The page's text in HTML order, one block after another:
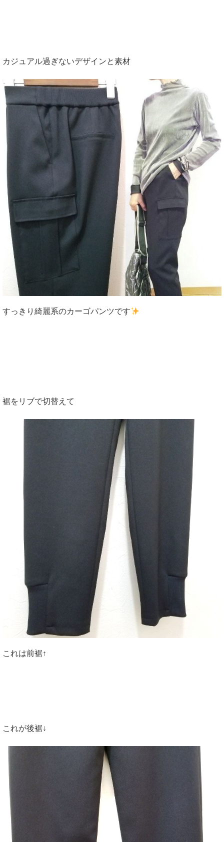
カジュアル過ぎないデザインと素材
すっきり綺麗系のカーゴパンツです
裾をリブで切替えて
これは前裾↑
これが後裾↓